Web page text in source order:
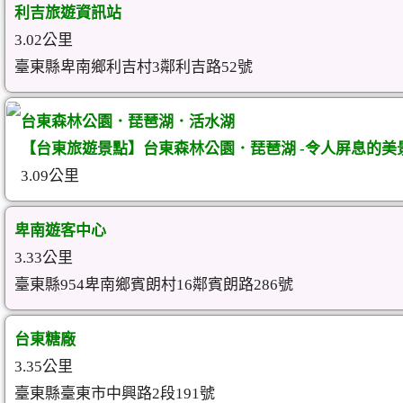
利吉旅遊資訊站
3.02公里
臺東縣卑南鄉利吉村3鄰利吉路52號
台東森林公園．琵琶湖．活水湖
【台東旅遊景點】台東森林公園．琵琶湖 -令人屏息的美
3.09公里
卑南遊客中心
3.33公里
臺東縣954卑南鄉賓朗村16鄰賓朗路286號
台東糖廠
3.35公里
臺東縣臺東市中興路2段191號